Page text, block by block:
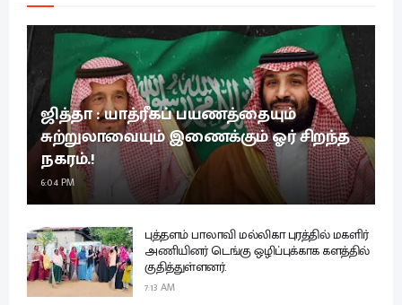
ஜித்தா : யாத்ரீகப் பயணத்தையும்
சுற்றுலாவையும் இணைக்கும் ஓர் சிறந்த
நகரம்.!
6:04 PM
புத்தளம் பாலாவி மல்லிகா புரத்தில் மகளிர்
அணியினர் டெங்கு ஒழிப்புக்காக களத்தில்
குதித்துள்ளனர்.
7:13 AM